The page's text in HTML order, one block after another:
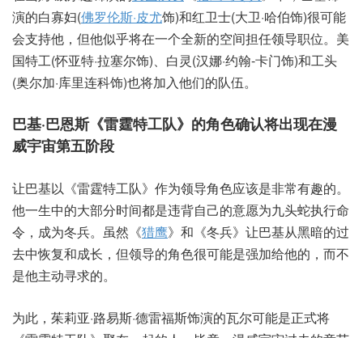
演的白寡妇(佛罗伦斯·皮尤饰)和红卫士(大卫·哈伯饰)很可能
会支持他，但他似乎将在一个全新的空间担任领导职位。美
国特工(怀亚特·拉塞尔饰)、白灵(汉娜·约翰-卡门饰)和工头
(奥尔加·库里连科饰)也将加入他们的队伍。
巴基·巴恩斯《雷霆特工队》的角色确认将出现在漫
威宇宙第五阶段
让巴基以《雷霆特工队》作为领导角色应该是非常有趣的。
他一生中的大部分时间都是违背自己的意愿为九头蛇执行命
令，成为冬兵。虽然《猎鹰》和《冬兵》让巴基从黑暗的过
去中恢复和成长，但领导的角色很可能是强加给他的，而不
是他主动寻求的。
为此，茱莉亚·路易斯·德雷福斯饰演的瓦尔可能是正式将